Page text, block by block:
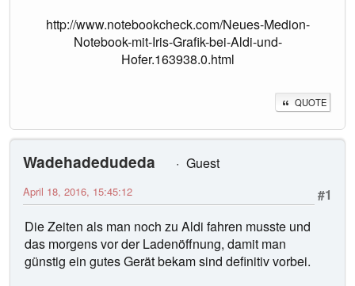
http://www.notebookcheck.com/Neues-Medion-
Notebook-mit-Iris-Grafik-bei-Aldi-und-
Hofer.163938.0.html
QUOTE
Wadehadedudeda
Guest
#1
April 18, 2016, 15:45:12
Die Zeiten als man noch zu Aldi fahren musste und
das morgens vor der Ladenöffnung, damit man
günstig ein gutes Gerät bekam sind definitiv vorbei.